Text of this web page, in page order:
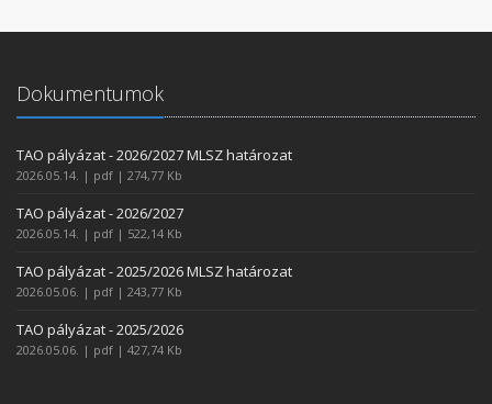
Dokumentumok
TAO pályázat - 2026/2027 MLSZ határozat
2026.05.14. | pdf | 274,77 Kb
TAO pályázat - 2026/2027
2026.05.14. | pdf | 522,14 Kb
TAO pályázat - 2025/2026 MLSZ határozat
2026.05.06. | pdf | 243,77 Kb
TAO pályázat - 2025/2026
2026.05.06. | pdf | 427,74 Kb